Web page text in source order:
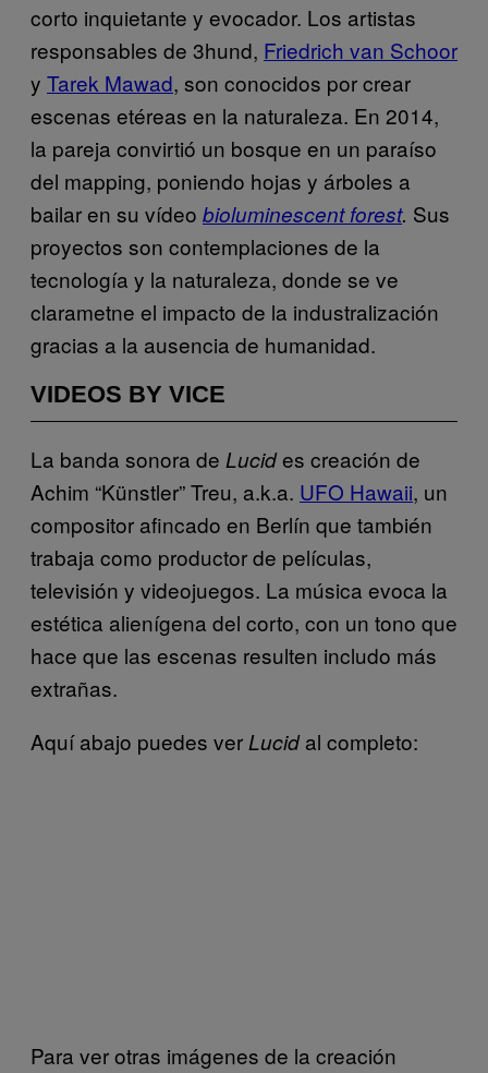
corto inquietante y evocador. Los artistas
responsables de 3hund, Friedrich van Schoor
y Tarek Mawad, son conocidos por crear
escenas etéreas en la naturaleza. En 2014,
la pareja convirtió un bosque en un paraíso
del mapping, poniendo hojas y árboles a
bailar en su vídeo bioluminescent forest. Sus
proyectos son contemplaciones de la
tecnología y la naturaleza, donde se ve
clarametne el impacto de la industralización
gracias a la ausencia de humanidad.
VIDEOS BY VICE
La banda sonora de Lucides creación de
Achim “Künstler” Treu, a.k.a. UFO Hawaii, un
compositor afincado en Berlín que también
trabaja como productor de películas,
televisión y videojuegos. La música evoca la
estética alienígena del corto, con un tono que
hace que las escenas resulten includo más
extrañas.
Aquí abajo puedes ver Lucidal completo:
Para ver otras imágenes de la creación